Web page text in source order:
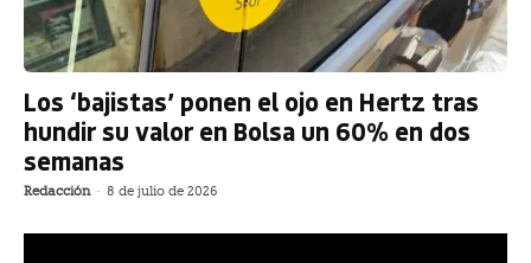
Los ‘bajistas’ ponen el ojo en Hertz tras
hundir su valor en Bolsa un 60% en dos
semanas
Redacción - 8 de julio de 2026